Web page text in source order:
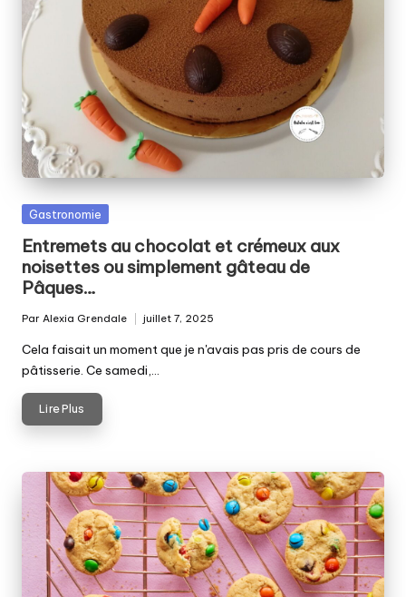
Posted
Gastronomie
Entremets au chocolat et crémeux aux
noisettes ou simplement gâteau de
Pâques…
by
Par Alexia Grendale juillet 7, 2025
Cela faisait un moment que je n'avais pas pris de cours de
pâtisserie. Ce samedi,…
Lire Plus